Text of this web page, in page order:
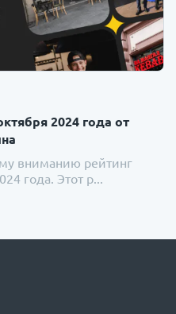
2024 года от
вниманию рейтинг
года. Этот р...